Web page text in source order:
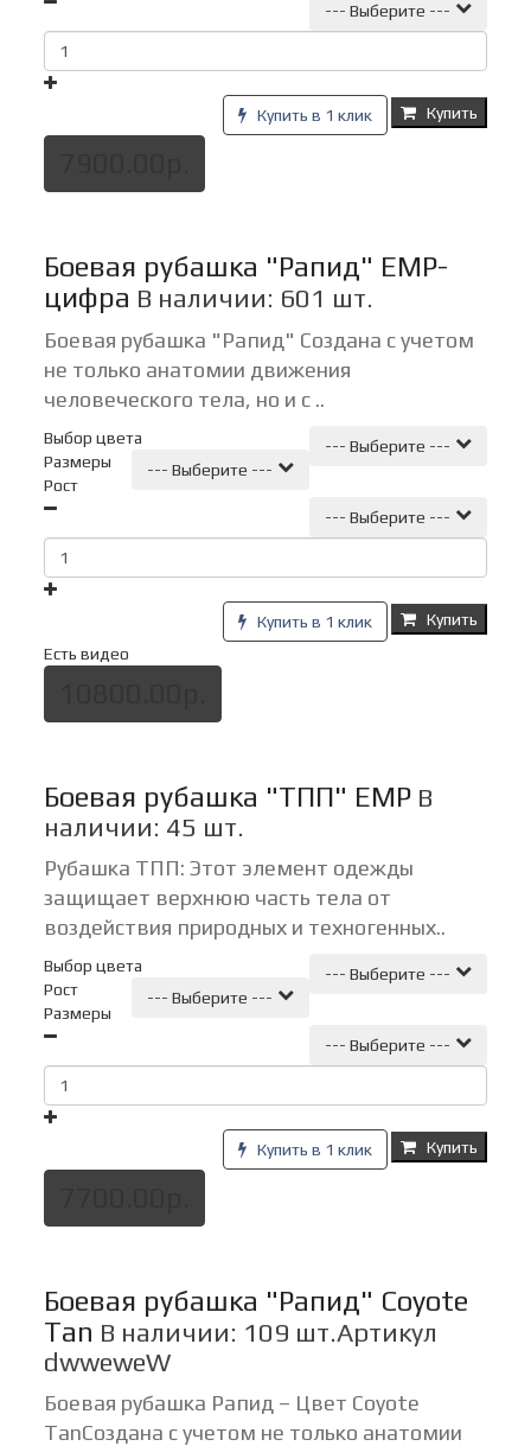
--- Выберите ---
Купить в 1 клик Купить
Боевая рубашка "Рапид" ЕМР-
цифра В наличии: 601 шт.
Боевая рубашка "Рапид" Создана с учетом
не только анатомии движения
человеческого тела, но и с ..
Выбор цвета
--- Выберите ---
Размеры
--- Выберите ---
Рост
--- Выберите ---
Купить в 1 клик
Купить
Есть видео
Боевая рубашка "ТПП" ЕМР В
наличии: 45 шт.
Рубашка ТПП: Этот элемент одежды
защищает верхнюю часть тела от
воздействия природных и техногенных..
Выбор цвета
--- Выберите ---
Рост
--- Выберите ---
Размеры
--- Выберите ---
Купить в 1 клик Купить
Боевая рубашка "Рапид" Coyote
Tan В наличии: 109 шт.Артикул
dwweweW
Боевая рубашка Рапид – Цвет Coyote
TanСоздана с учетом не только анатомии